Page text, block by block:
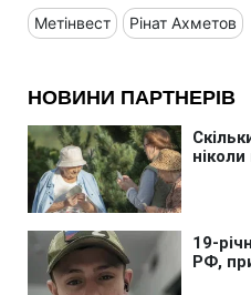
Метінвест Рінат Ахметов